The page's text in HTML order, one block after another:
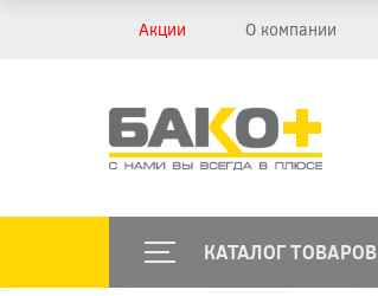
Акции О компании
КАТАЛОГ ТОВАРОВ